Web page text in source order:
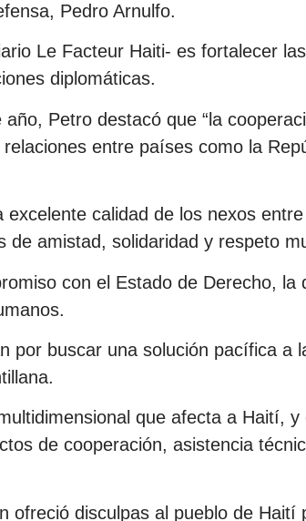
Pedro Arnulfo.
Le Facteur Haiti- es fortalecer
diplomáticas.
Petro destacó que “la
entre países como la
calidad de los nexos
de amistad, solidaridad y respeto
con el Estado de Derecho, la
por buscar una solución pacífica a
que afecta a Haití, y
de cooperación, asistencia
ofreció disculpas al pueblo de Haití